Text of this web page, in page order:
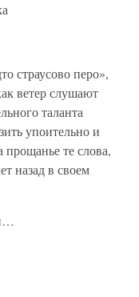
страусово перо»,
ветер слушают
таланта
упоительно и
прощанье те слова,
назад в своем